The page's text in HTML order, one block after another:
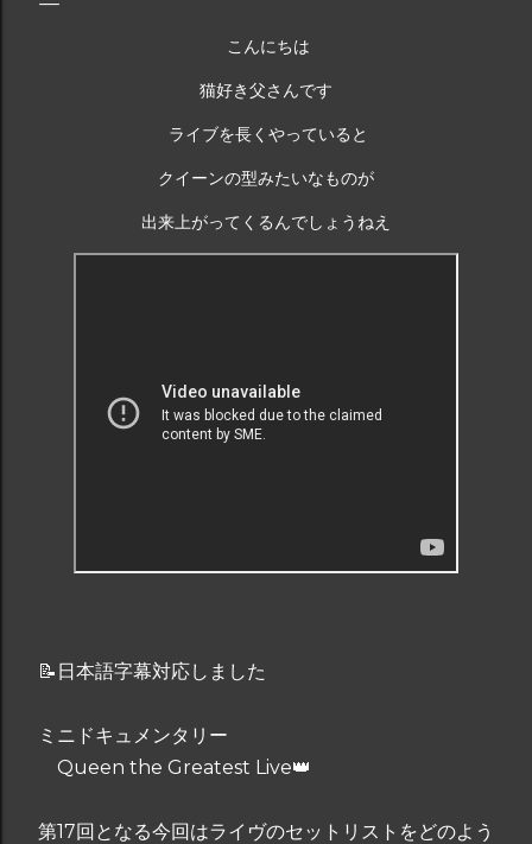
界的アイコンとしてのクイーンの遺産を定義する曲が紹介さ
れています。 クイーンの歴代ベストソング 10 音楽の歴史に
わずかです。ロック、オペラ、ファンク、ポップスを融合さ
せて時代を超えたアンセムを生み出す比類のない才能を持つ
クイーンの音楽は、世代を超えて受け継がれ、史上最も象徴
的なバンドの 1 つとなっています。 queen.carbodiet.work
クイーンの歴代ベストソング 10
こんにちは
猫好き父さんです
ライブを長くやっていると
クイーンの型みたいなものが
出来上がってくるんでしょうねえ
📝日本語字幕対応しました
ミニドキュメンタリー
Queen the Greatest Live👑
第17回となる今回はライヴのセットリストをどのよう